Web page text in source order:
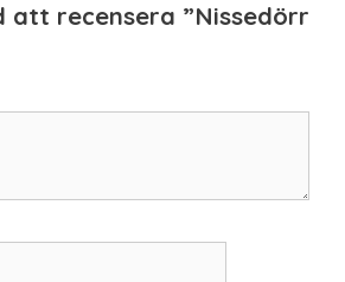
att recensera ”Nissedörr